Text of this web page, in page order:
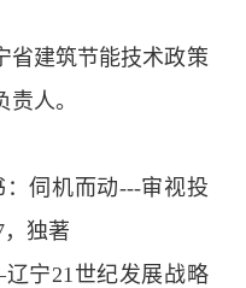
省建筑节能技术政策
责人。
伺机而动---审视投
， 独著
宁21 世纪发展战略